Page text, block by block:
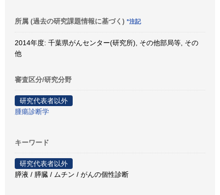
所属 (過去の研究課題情報に基づく) *注記
2014年度: 千葉県がんセンター(研究所), その他部局等, その
他
審査区分/研究分野
研究代表者以外
腫瘍診断学
キーワード
研究代表者以外
膵液 / 膵臓 / ムチン / がんの個性診断